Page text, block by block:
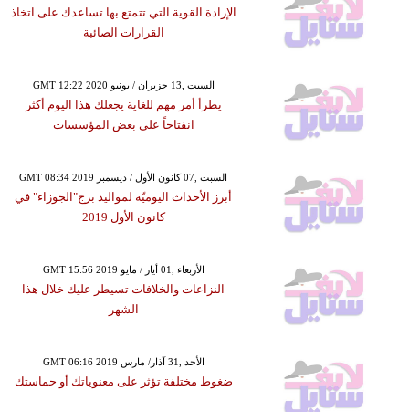
الإرادة القوية التي تتمتع بها تساعدك على اتخاذ
القرارات الصائبة
GMT 12:22 2020 السبت ,13 حزيران / يونيو
يطرأ أمر مهم للغاية يجعلك هذا اليوم أكثر
انفتاحاً على بعض المؤسسات
GMT 08:34 2019 السبت ,07 كانون الأول / ديسمبر
أبرز الأحداث اليوميّة لمواليد برج"الجوزاء" في
كانون الأول 2019
GMT 15:56 2019 الأربعاء ,01 أيار / مايو
النزاعات والخلافات تسيطر عليك خلال هذا
الشهر
GMT 06:16 2019 الأحد ,31 آذار/ مارس
ضغوط مختلفة تؤثر على معنوياتك أو حماستك